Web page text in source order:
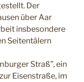
Der
über Aar
insbesondere
Seitentälern
Straß”, ein
Eisenstraße, im